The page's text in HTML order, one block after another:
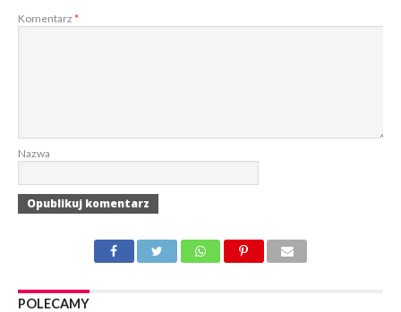
Komentarz *
Nazwa
POLECAMY